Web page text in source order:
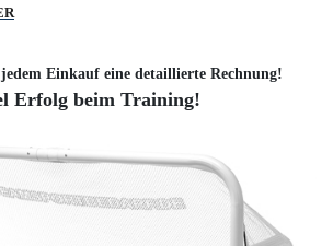
Einkauf eine detaillierte Rechnung!
Erfolg beim Training!